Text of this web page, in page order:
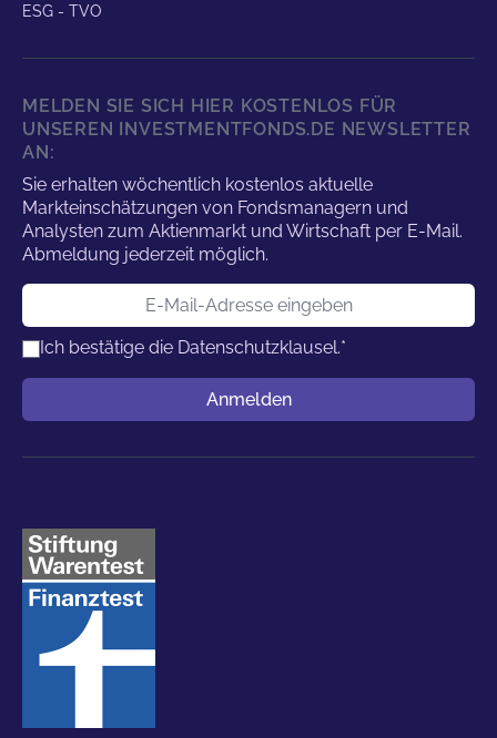
ESG - TVO
MELDEN SIE SICH HIER KOSTENLOS FÜR
UNSEREN INVESTMENTFONDS.DE NEWSLETTER
AN:
Sie erhalten wöchentlich kostenlos aktuelle
Markteinschätzungen von Fondsmanagern und
Analysten zum Aktienmarkt und Wirtschaft per E-Mail.
Abmeldung jederzeit möglich.
E-Mail-Adresse
Ich bestätige die Datenschutzklausel.*
Anmelden